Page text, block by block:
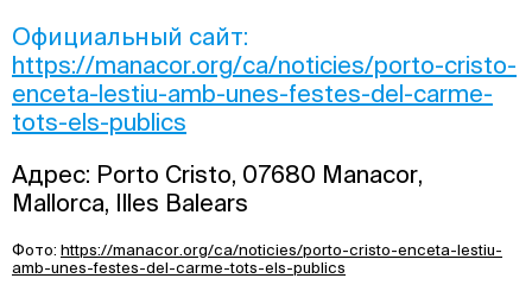
Официальный сайт:
https://manacor.org/ca/noticies/porto-cristo-
enceta-lestiu-amb-unes-festes-del-carme-
tots-els-publics
Адрес: Porto Cristo, 07680 Manacor,
Mallorca, Illes Balears
Фото: https://manacor.org/ca/noticies/porto-cristo-enceta-lestiu-
amb-unes-festes-del-carme-tots-els-publics